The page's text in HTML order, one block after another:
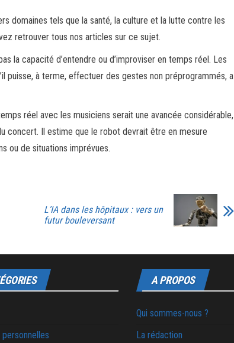
domaines tels que la santé, la culture et la lutte contre les
retrouver tous nos articles sur ce sujet.
la capacité d’entendre ou d’improviser en temps réel. Les
puisse, à terme, effectuer des gestes non préprogrammés, a
réel avec les musiciens serait une avancée considérable,
concert. Il estime que le robot devrait être en mesure
ou de situations imprévues.
L’IA dans les hôpitaux : vers un
futur bouleversant
personnelles
A PROPOS
Qui sommes-nous ?
La rédaction